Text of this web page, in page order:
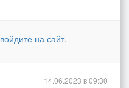
войдите на сайт.
14.06.2023 в 09:30